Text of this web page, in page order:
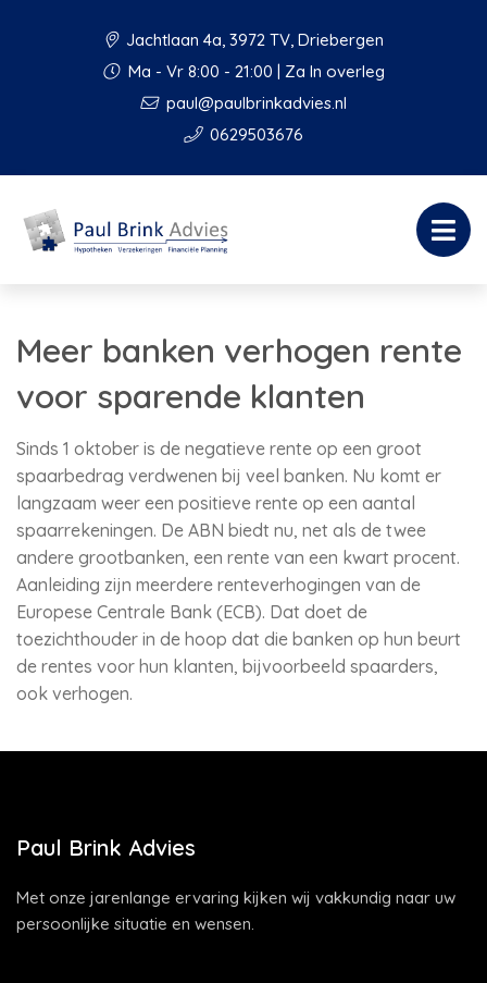
Jachtlaan 4a, 3972 TV, Driebergen
Ma - Vr 8:00 - 21:00 | Za In overleg
paul@paulbrinkadvies.nl
0629503676
Meer banken verhogen rente
voor sparende klanten
Sinds 1 oktober is de negatieve rente op een groot
spaarbedrag verdwenen bij veel banken. Nu komt er
langzaam weer een positieve rente op een aantal
spaarrekeningen. De ABN biedt nu, net als de twee
andere grootbanken, een rente van een kwart procent.
Aanleiding zijn meerdere renteverhogingen van de
Europese Centrale Bank (ECB). Dat doet de
toezichthouder in de hoop dat die banken op hun beurt
de rentes voor hun klanten, bijvoorbeeld spaarders,
ook verhogen.
Paul Brink Advies
Met onze jarenlange ervaring kijken wij vakkundig naar uw
persoonlijke situatie en wensen.